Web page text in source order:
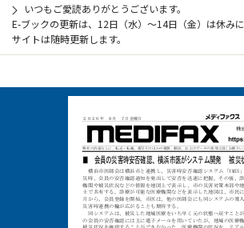
いつもご愛読ありがとうございます。
E-ブックの更新は、12日（水）～14日（金）は休み
サイトは随時更新します。